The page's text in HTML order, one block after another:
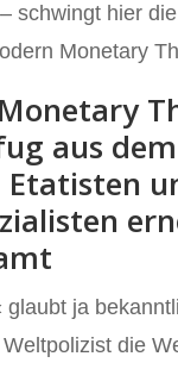
schwingt hier
Monetary
aus
glaubt ja
die